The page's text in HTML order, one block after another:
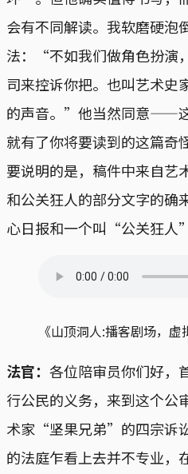
会有不同解读。我软磨硬泡
法：“不如我们做角色扮演
司来控诉你把。也叫艺术史
的声音。”他当然同意——
就有了你将要读到的这篇奇
要说明的是，稿件中来自艺
和公关狂人的部分文字的确
心日报和一个叫“公关狂人
《山顶洞人:播客剧场，虚
法官： 各位陪审员你们好，
行公民的义务，来到这个公
术家“坚果兄弟”的四宗诉
的法庭乍看上去并不专业，